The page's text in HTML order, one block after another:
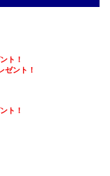
ト！
ゼント！
ト！